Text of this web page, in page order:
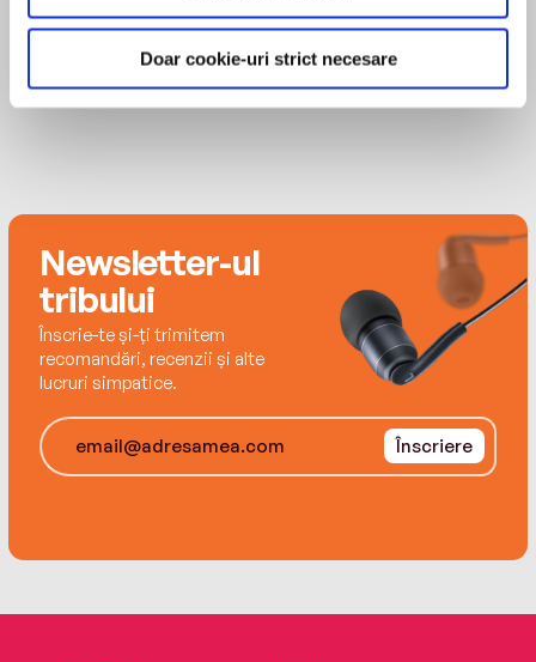
Doar cookie-uri strict necesare
Newsletter-ul
tribului
Înscrie-te și-ți trimitem
recomandări, recenzii și alte
lucruri simpatice.
Înscriere